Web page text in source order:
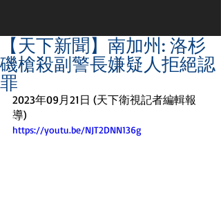
【天下新聞】南加州: 洛杉
磯槍殺副警長嫌疑人拒絕認
罪
2023年09月21日 (天下衛視記者編輯報
導)
https://youtu.be/NJT2DNN136g